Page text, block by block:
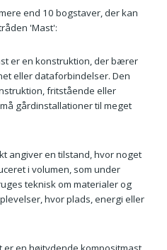
end 10 bogstaver, der kan
'Mast':
er en konstruktion, der bærer
eller dataforbindelser. Den
fritstående eller
gårdinstallationer til meget
angiver en tilstand, hvor noget
i volumen, som under
teknisk om materialer og
hvor plads, energi eller